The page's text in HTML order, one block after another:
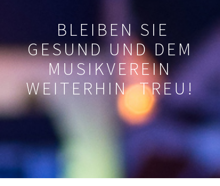
BLEIBEN SIE
GESUND UND DEM
MUSIKVEREIN
WEITERHIN TREU!